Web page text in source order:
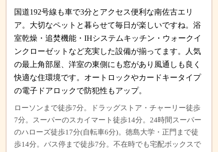
国道192号線も車で3分とアクセス便利な南佐古エリ
ア。大切なペットと暮らせて毎日が楽しいですね。浴
室乾燥・追焚機能・IHシステムキッチン・ウォークイ
ンクローゼットなど充実した設備が揃ってます。人気
の最上角部屋、洋室の東側にも窓があり風通しも良く
快適な住環境です。オートロックやカードキータイプ
の電子ドアロックで防犯性もアップ。
ローソンまで徒歩7分。ドラッグストア・チャーリー徒歩
7分。スーパーのスカイマート徒歩14分。24時間スーパー
のハローズ徒歩17分(自転車6分)。徳島大学・正門まで徒
歩14分。バス停まで徒歩7分。不在時でも宅配ボックスで